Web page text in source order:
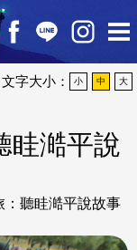
文字大小： 小 中 大
眭澔平說
：聽眭澔平說故事